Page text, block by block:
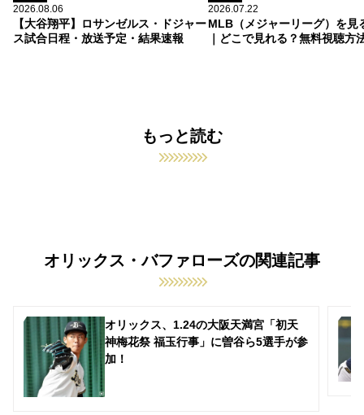
2026.08.06
【大谷翔平】ロサンゼルス・ドジャー
ス試合日程・放送予定・結果速報
2026.07.22
MLB（メジャーリーグ）を見
｜どこで見れる？無料視聴方
もっと読む
オリックス・バファローズの関連記事
オリックス、1.24の大阪天満宮「初天
神梅花祭 福玉行事」に曽谷ら5選手が参
加！